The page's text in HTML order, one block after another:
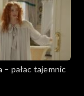
– pałac tajemnic